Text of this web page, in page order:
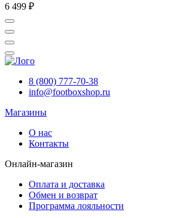
6 499 ₽
8 (800) 777-70-38
info@footboxshop.ru
Магазины
О нас
Контакты
Онлайн-магазин
Оплата и доставка
Обмен и возврат
Программа лояльности